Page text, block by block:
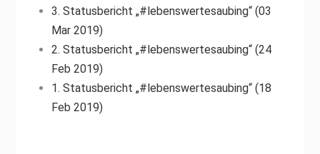
3. Statusbericht „#lebenswertesaubing“ (03
Mar 2019)
2. Statusbericht „#lebenswertesaubing“ (24
Feb 2019)
1. Statusbericht „#lebenswertesaubing“ (18
Feb 2019)